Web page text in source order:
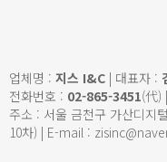
업체명 : 지스 I&C | 대표자 :
전화번호 : 02-865-3451(代)
주소 : 서울 금천구 가산디지
10차) | E-mail :